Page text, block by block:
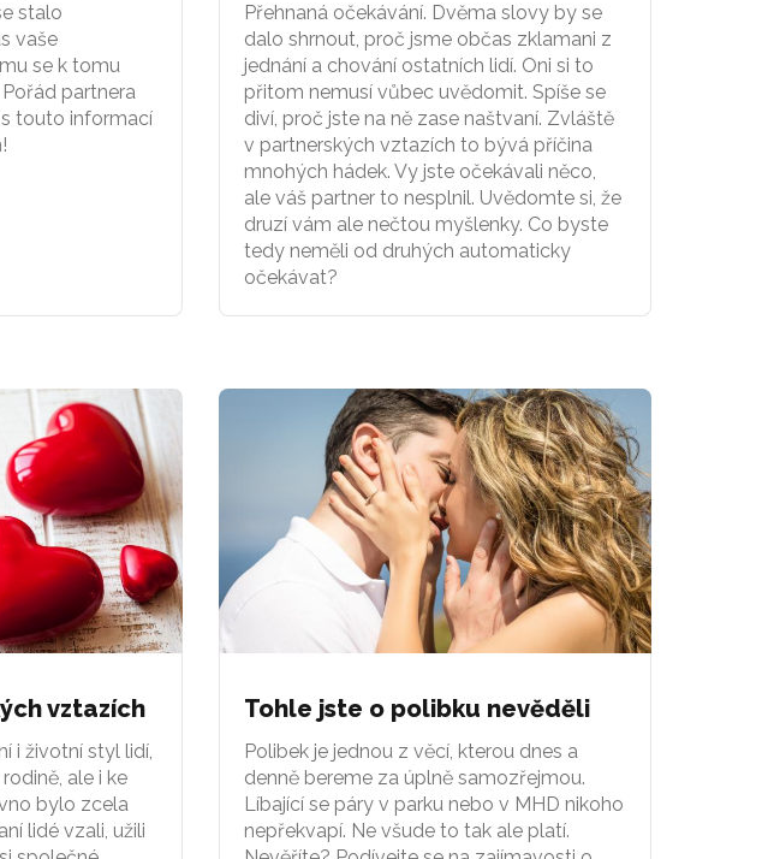
stalo
vaše
se k tomu
partnera
s touto informací
Přehnaná očekávání. Dvěma slovy by se
dalo shrnout, proč jsme občas zklamani z
jednání a chování ostatních lidí. Oni si to
přitom nemusí vůbec uvědomit. Spíše se
diví, proč jste na ně zase naštvaní. Zvláště
v partnerských vztazích to bývá příčina
mnohých hádek. Vy jste očekávali něco,
ale váš partner to nesplnil. Uvědomte si, že
druzí vám ale nečtou myšlenky. Co byste
tedy neměli od druhých automaticky
očekávat?
vztazích
i životní styl lidí,
ale i ke
bylo zcela
lidé vzali, užili
Tohle jste o polibku nevěděli
Polibek je jednou z věcí, kterou dnes a
denně bereme za úplně samozřejmou.
Líbající se páry v parku nebo v MHD nikoho
nepřekvapí. Ne všude to tak ale platí.